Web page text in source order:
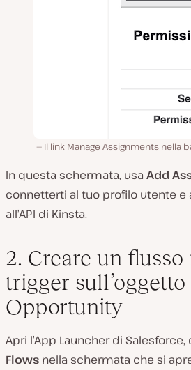
Il link Manage Assignments nella
In questa schermata, usa Add
connetterti al tuo profilo utente e
all’API di Kinsta.
2. Creare un flusso
trigger sull’oggetto
Opportunity
Apri l’App Launcher di
Flows nella schermata che si